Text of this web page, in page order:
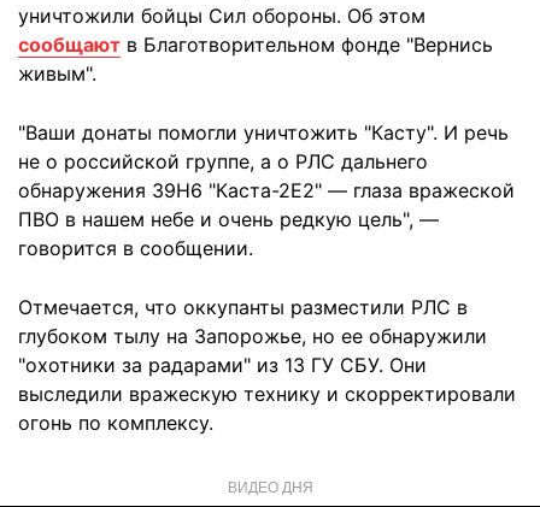
уничтожили бойцы Сил обороны. Об этом
сообщают в Благотворительном фонде "Вернись
живым".
"Ваши донаты помогли уничтожить "Касту". И речь
не о российской группе, а о РЛС дальнего
обнаружения 39Н6 "Каста-2Е2" — глаза вражеской
ПВО в нашем небе и очень редкую цель", —
говорится в сообщении.
Отмечается, что оккупанты разместили РЛС в
глубоком тылу на Запорожье, но ее обнаружили
"охотники за радарами" из 13 ГУ СБУ. Они
выследили вражескую технику и скорректировали
огонь по комплексу.
ВИДЕО ДНЯ